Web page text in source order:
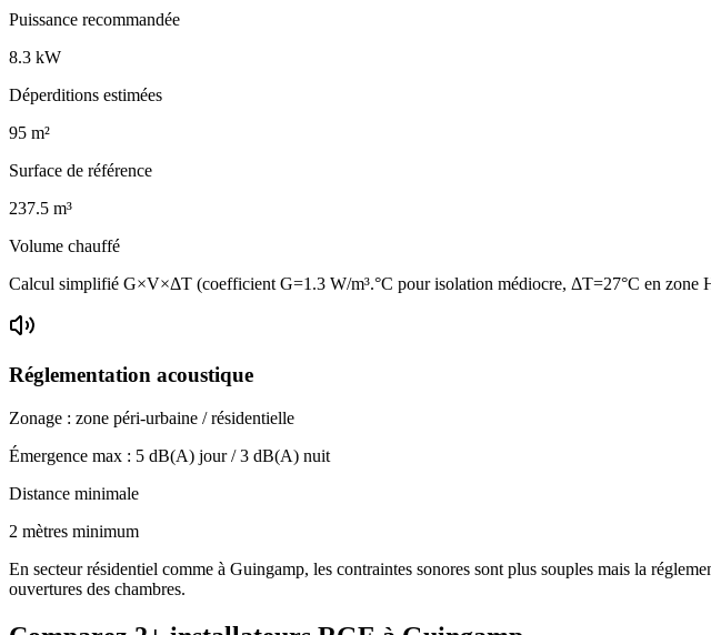
Puissance recommandée
8.3 kW
Déperditions estimées
95 m²
Surface de référence
237.5 m³
Volume chauffé
Calcul simplifié G×V×ΔT (coefficient G=1.3 W/m³.°C pour isolation médiocre, ΔT=27°C en zone
Réglementation acoustique
Zonage : zone péri-urbaine / résidentielle
Émergence max : 5 dB(A) jour /3 dB(A) nuit
Distance minimale
2 mètres minimum
En secteur résidentiel comme à Guingamp, les contraintes sonores sont plus souples mais la
ouvertures des chambres.